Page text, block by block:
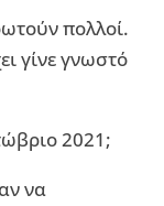
πολλοί.
γίνε γνωστό
2021;
να